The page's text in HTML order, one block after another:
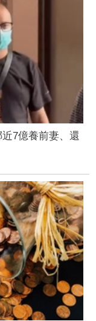
7億養前妻、還